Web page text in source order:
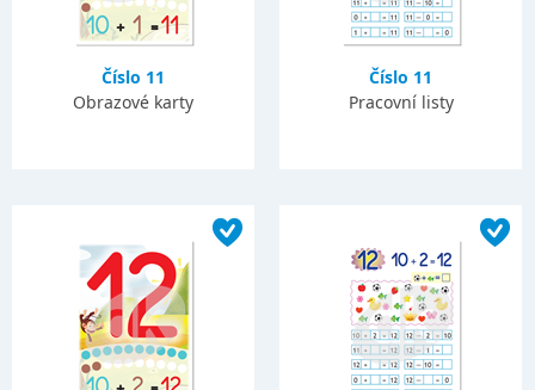
Číslo 11
Obrazové karty
Číslo 11
Pracovní listy